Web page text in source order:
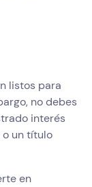
listos para
no debes
interés
o un título
en